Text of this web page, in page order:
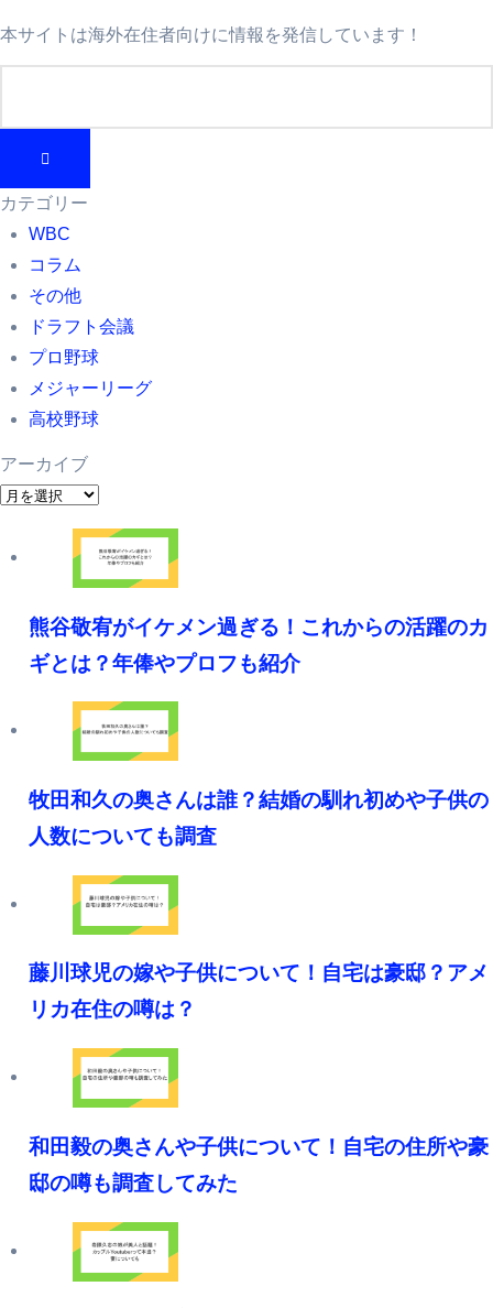
本サイトは海外在住者向けに情報を発信しています！
カテゴリー
WBC
コラム
その他
ドラフト会議
プロ野球
メジャーリーグ
高校野球
アーカイブ
ア
カ
熊谷敬宥がイケメン過ぎる！これからの活躍のカ
ギとは？年俸やプロフも紹介
牧田和久の奥さんは誰？結婚の馴れ初めや子供の
人数についても調査
藤川球児の嫁や子供について！自宅は豪邸？アメ
リカ在住の噂は？
和田毅の奥さんや子供について！自宅の住所や豪
邸の噂も調査してみた